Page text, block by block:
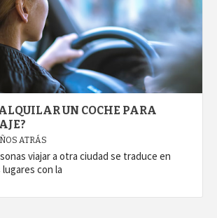
UN COCHE PARA
ATRÁS
viajar a otra ciudad se traduce en
con la